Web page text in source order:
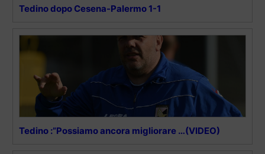
Tedino dopo Cesena-Palermo 1-1
Tedino :”Possiamo ancora migliorare …(VIDEO)